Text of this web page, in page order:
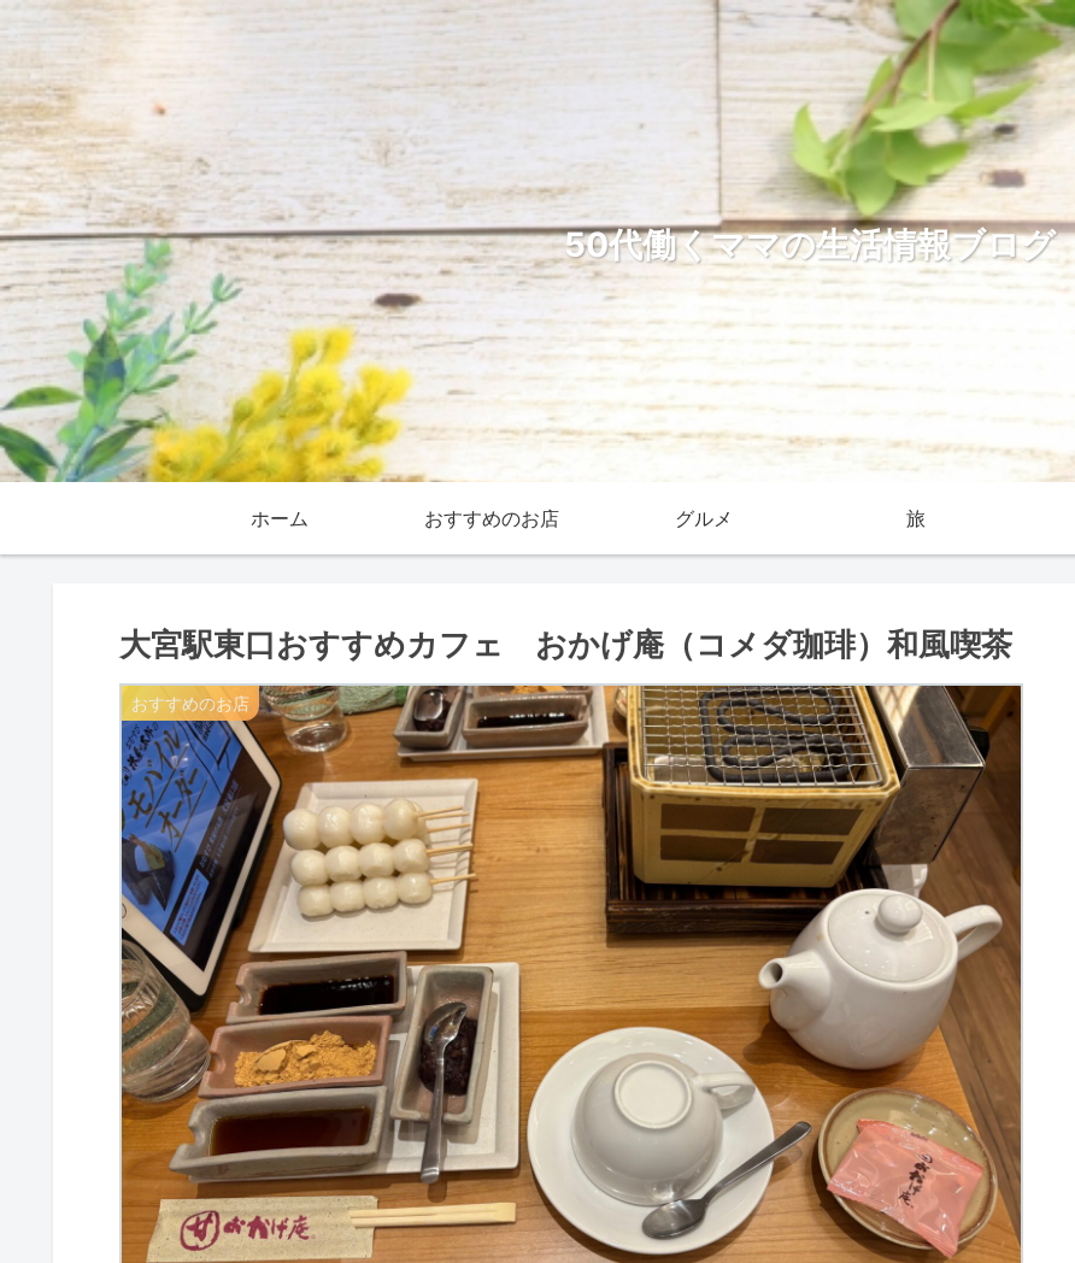
50代働くママの生活情報ブログ
ホーム おすすめのお店 グルメ 旅
大宮駅東口おすすめカフェ おかげ庵（コメダ珈琲）和風喫茶
おすすめのお店